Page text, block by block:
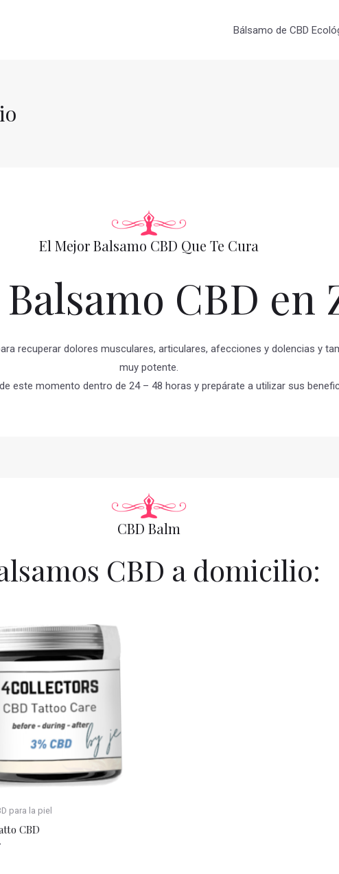
Bálsamo de CBD
El Mejor Balsamo CBD Que Te Cura
CBD en
recuperar dolores musculares, articulares, afecciones y dolencias y
muy potente.
este momento dentro de 24 – 48 horas y prepárate a utilizar sus
CBD Balm
CBD a domicilio:
para la piel
CBD